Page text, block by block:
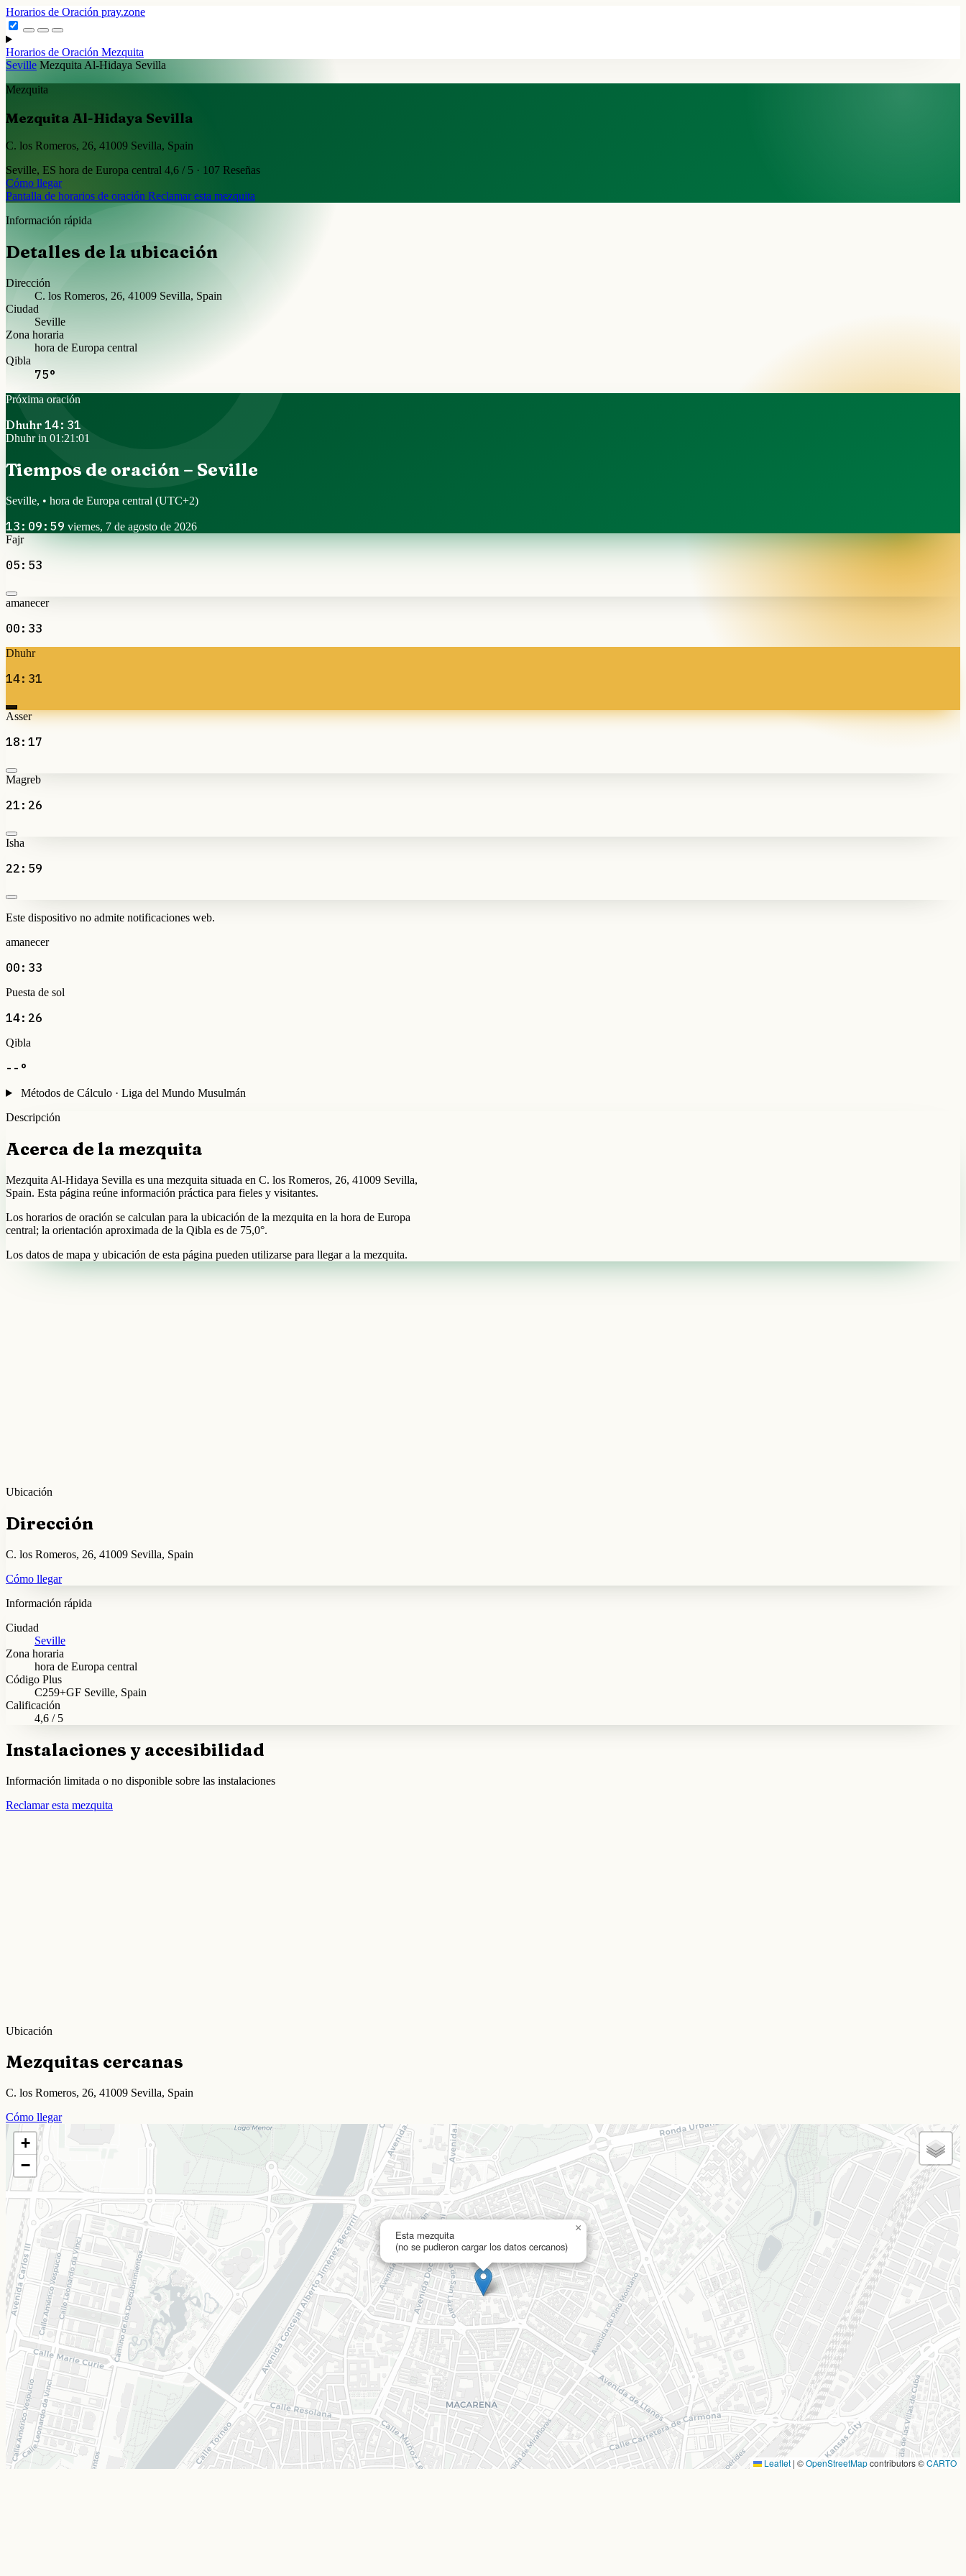
Horarios de Oración pray.zone
Horarios de Oración Mezquita
Seville Mezquita Al-Hidaya Sevilla
Mezquita
Mezquita Al-Hidaya Sevilla
C. los Romeros, 26, 41009 Sevilla, Spain
Seville, ES hora de Europa central 4,6 / 5 · 107 Reseñas
Cómo llegar
Pantalla de horarios de oración Reclamar esta mezquita
Información rápida
Detalles de la ubicación
Dirección
C. los Romeros, 26, 41009 Sevilla, Spain
Ciudad
Seville
Zona horaria
hora de Europa central
Qibla
75°
Próxima oración
Dhuhr 14:31
Dhuhr in 01:21:00
Tiempos de oración – Seville
Seville, • hora de Europa central (UTC+2)
13:10:00 viernes, 7 de agosto de 2026
Fajr
05:53
amanecer
00:33
Dhuhr
14:31
Asser
18:17
Magreb
21:26
Isha
22:59
Este dispositivo no admite notificaciones web.
amanecer
00:33
Puesta de sol
14:26
Qibla
--°
Métodos de Cálculo · Liga del Mundo Musulmán
Descripción
Acerca de la mezquita
Mezquita Al-Hidaya Sevilla es una mezquita situada en C. los Romeros, 26, 41009 Sevilla,
Spain. Esta página reúne información práctica para fieles y visitantes.
Los horarios de oración se calculan para la ubicación de la mezquita en la hora de Europa
central; la orientación aproximada de la Qibla es de 75,0°.
Los datos de mapa y ubicación de esta página pueden utilizarse para llegar a la mezquita.
Ubicación
Dirección
C. los Romeros, 26, 41009 Sevilla, Spain
Cómo llegar
Información rápida
Ciudad
Seville
Zona horaria
hora de Europa central
Código Plus
C259+GF Seville, Spain
Calificación
4,6 / 5
Instalaciones y accesibilidad
Información limitada o no disponible sobre las instalaciones
Reclamar esta mezquita
Ubicación
Mezquitas cercanas
C. los Romeros, 26, 41009 Sevilla, Spain
Cómo llegar
Esta mezquita
(no se pudieron cargar los datos cercanos)
×
+
−
Leaflet | ©OpenStreetMapcontributors ©CARTO